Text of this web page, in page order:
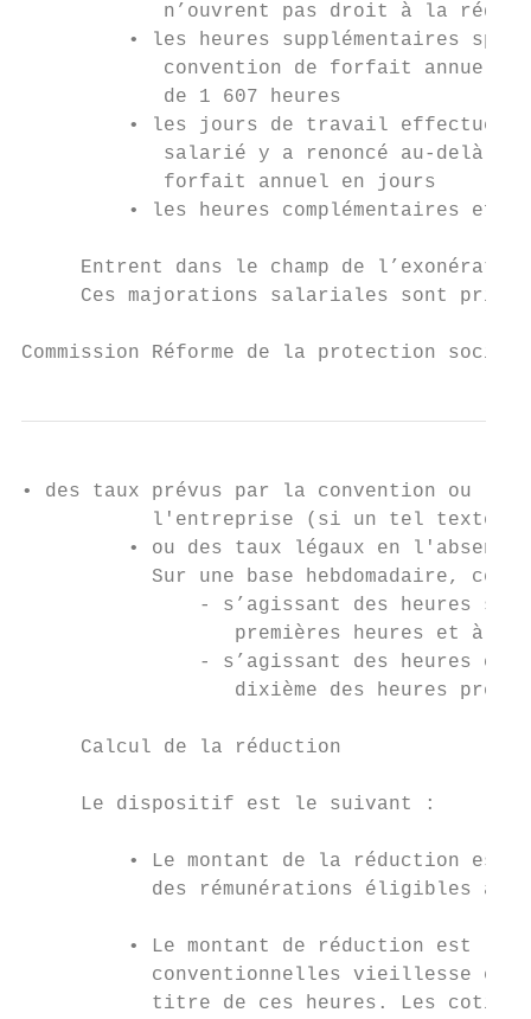
n’ouvrent pas droit à la
• les heures supplémentaires
convention de forfait annuel
            de 1 607 heures
• les jours de travail effectués
salarié y a renoncé au-delà
            forfait annuel en jours
• les heures complémentaires
Entrent dans le champ de
Ces majorations salariales sont
Commission Réforme de la protection
• des taux prévus par la convention ou
l'entreprise (si un tel texte
• ou des taux légaux en
Sur une base hebdomadaire, ces
- s’agissant des heures
premières heures et à 50
- s’agissant des heures
dixième des heures
     Calcul de la réduction
     Le dispositif est le suivant :
• Le montant de la réduction est
des rémunérations éligibles au
• Le montant de réduction est
conventionnelles vieillesse et
titre de ces heures. Les